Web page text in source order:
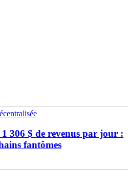
306 $ de revenus par jour :
fantômes